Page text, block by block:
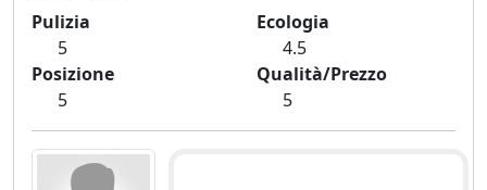
Pulizia
5
Ecologia
4.5
Posizione
5
Qualità/Prezzo
5